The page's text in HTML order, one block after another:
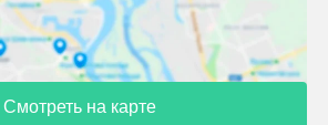
Смотреть на карте